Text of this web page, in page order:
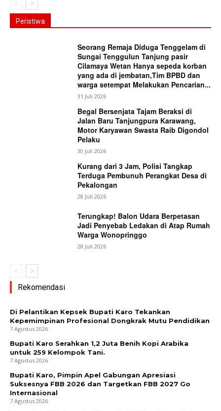
Peristiwa
Seorang Remaja Diduga Tenggelam di
Sungai Tenggulun Tanjung pasir
Cilamaya Wetan Hanya sepeda korban
yang ada di jembatan,Tim BPBD dan
warga setempat Melakukan Pencarian...
31 Juli 2026
Begal Bersenjata Tajam Beraksi di
Jalan Baru Tanjungpura Karawang,
Motor Karyawan Swasta Raib Digondol
Pelaku
30 Juli 2026
Kurang dari 3 Jam, Polisi Tangkap
Terduga Pembunuh Perangkat Desa di
Pekalongan
28 Juli 2026
Terungkap! Balon Udara Berpetasan
Jadi Penyebab Ledakan di Atap Rumah
Warga Wonopringgo
28 Juli 2026
Rekomendasi
Di Pelantikan Kepsek Bupati Karo Tekankan
Kepemimpinan Profesional Dongkrak Mutu Pendidikan
7 Agustus 2026
Bupati Karo Serahkan 1,2 Juta Benih Kopi Arabika
untuk 259 Kelompok Tani.
7 Agustus 2026
Bupati Karo, Pimpin Apel Gabungan Apresiasi
Suksesnya FBB 2026 dan Targetkan FBB 2027 Go
Internasional
7 Agustus 2026